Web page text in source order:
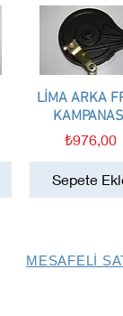
Hızlı Bakış
LİMA ARKA
Fiyat
₺976,00
Sepete
MESAFELİ